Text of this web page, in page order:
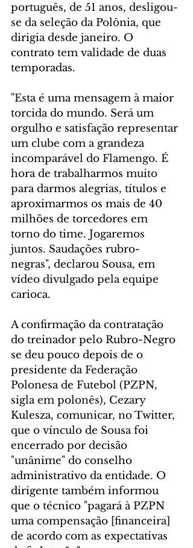
português, de 51 anos, desligou-
se da seleção da Polônia, que
dirigia desde janeiro. O
contrato tem validade de duas
temporadas.
"Esta é uma mensagem à maior
torcida do mundo. Será um
orgulho e satisfação representar
um clube com a grandeza
incomparável do Flamengo. É
hora de trabalharmos muito
para darmos alegrias, títulos e
aproximarmos os mais de 40
milhões de torcedores em
torno do time. Jogaremos
juntos. Saudações rubro-
negras", declarou Sousa, em
vídeo divulgado pela equipe
carioca.
A confirmação da contratação
do treinador pelo Rubro-Negro
se deu pouco depois de o
presidente da Federação
Polonesa de Futebol (PZPN,
sigla em polonês), Cezary
Kulesza, comunicar, no Twitter,
que o vínculo de Sousa foi
encerrado por decisão
"unânime" do conselho
administrativo da entidade. O
dirigente também informou
que o técnico "pagará à PZPN
uma compensação [financeira]
de acordo com as expectativas